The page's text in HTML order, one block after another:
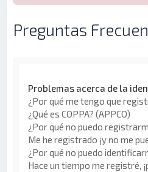
Preguntas
Problemas acerca de la
¿Por qué me tengo que
¿Qué es COPPA? (APPCO)
¿Por qué no puedo
Me he registrado ¡y no me
¿Por qué no puedo
Hace un tiempo me registré,